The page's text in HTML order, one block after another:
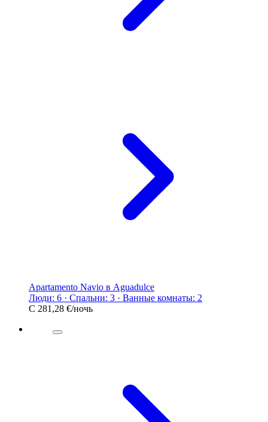
Apartamento Navio в Aguadulce
Люди: 6 · Спальни: 3 · Ванные комнаты: 2
С 281,28 €/ночь